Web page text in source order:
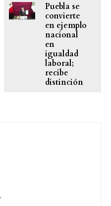
Puebla se
convierte
en ejemplo
nacional
en
igualdad
laboral;
recibe
distinción